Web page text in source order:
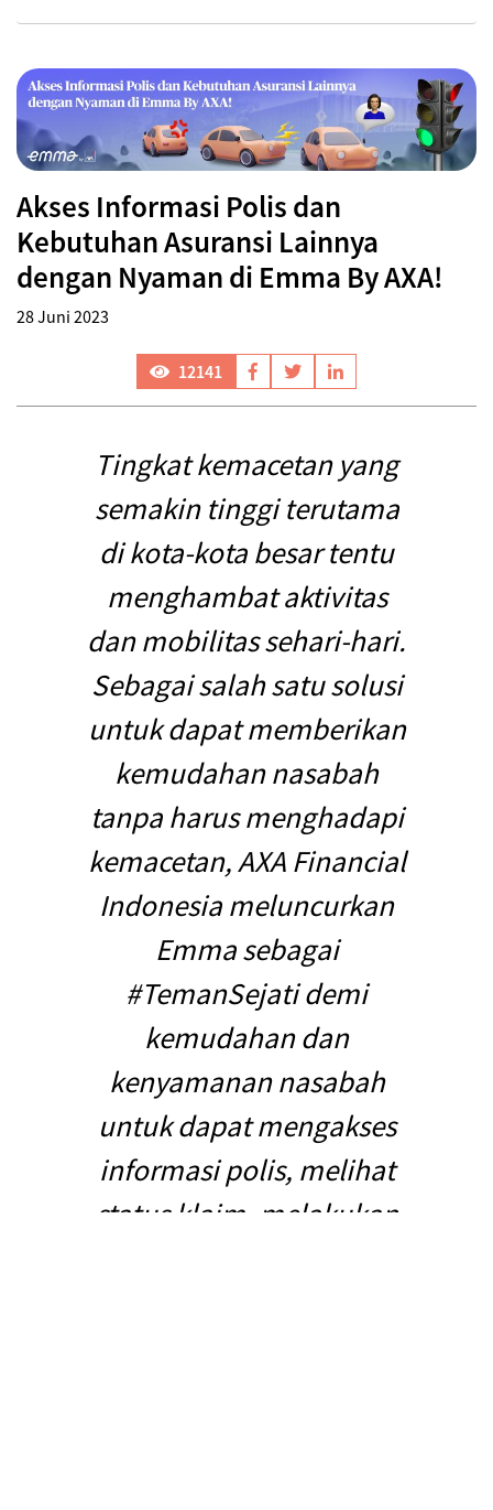
Akses Informasi Polis dan
Kebutuhan Asuransi Lainnya
dengan Nyaman di Emma By AXA!
28 Juni 2023
12141
Tingkat kemacetan yang
semakin tinggi terutama
di kota-kota besar tentu
menghambat aktivitas
dan mobilitas sehari-hari.
Sebagai salah satu solusi
untuk dapat memberikan
kemudahan nasabah
tanpa harus menghadapi
kemacetan, AXA Financial
Indonesia meluncurkan
Emma sebagai
#TemanSejati demi
kemudahan dan
kenyamanan nasabah
untuk dapat mengakses
informasi polis, melihat
status klaim, melakukan